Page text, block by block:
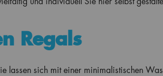
Regals
lassen sich mit einer minimalistischen